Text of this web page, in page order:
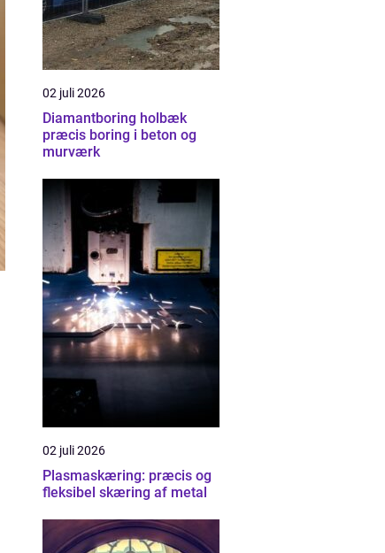
02 juli 2026
Diamantboring holbæk
præcis boring i beton og
murværk
02 juli 2026
Plasmaskæring: præcis og
fleksibel skæring af metal